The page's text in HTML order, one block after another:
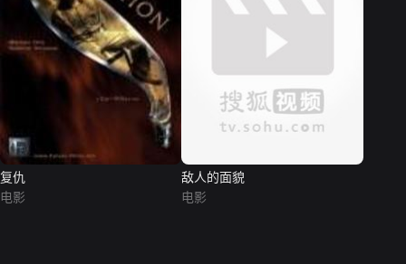
复仇
电影
敌人的面貌
电影